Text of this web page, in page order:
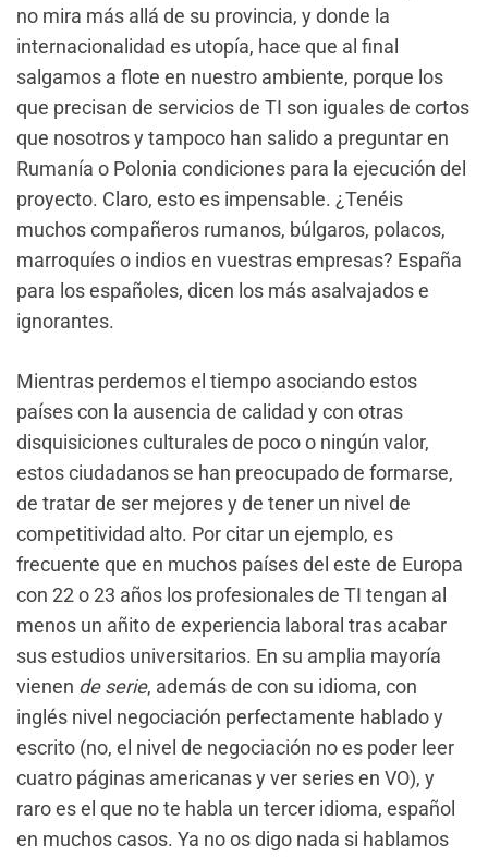
no mira más allá de su provincia, y donde la
internacionalidad es utopía, hace que al final
salgamos a flote en nuestro ambiente, porque los
que precisan de servicios de TI son iguales de cortos
que nosotros y tampoco han salido a preguntar en
Rumanía o Polonia condiciones para la ejecución del
proyecto. Claro, esto es impensable. ¿Tenéis
muchos compañeros rumanos, búlgaros, polacos,
marroquíes o indios en vuestras empresas? España
para los españoles, dicen los más asalvajados e
ignorantes.
Mientras perdemos el tiempo asociando estos
países con la ausencia de calidad y con otras
disquisiciones culturales de poco o ningún valor,
estos ciudadanos se han preocupado de formarse,
de tratar de ser mejores y de tener un nivel de
competitividad alto. Por citar un ejemplo, es
frecuente que en muchos países del este de Europa
con 22 o 23 años los profesionales de TI tengan al
menos un añito de experiencia laboral tras acabar
sus estudios universitarios. En su amplia mayoría
vienen de serie, además de con su idioma, con
inglés nivel negociación perfectamente hablado y
escrito (no, el nivel de negociación no es poder leer
cuatro páginas americanas y ver series en VO), y
raro es el que no te habla un tercer idioma, español
en muchos casos. Ya no os digo nada si hablamos